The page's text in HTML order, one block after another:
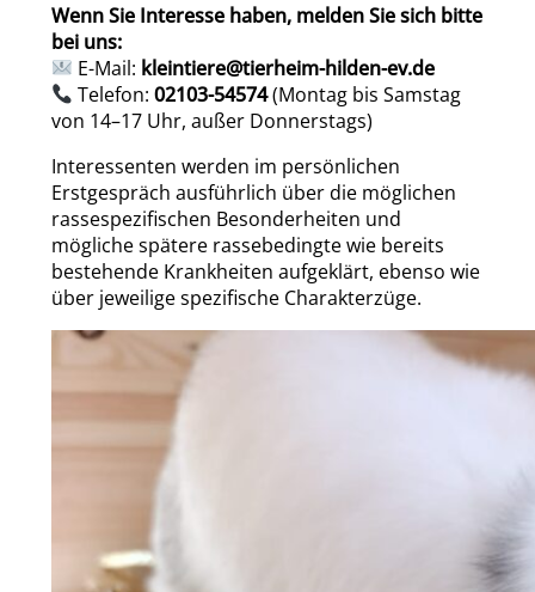
Wenn Sie Interesse haben, melden Sie sich bitte
bei uns:
E-Mail: kleintiere@tierheim-hilden-ev.de
Telefon:02103-54574(Montag bis Samstag
von 14–17 Uhr, außer Donnerstags)
Interessenten werden im persönlichen
Erstgespräch ausführlich über die möglichen
rassespezifischen Besonderheiten und
mögliche spätere rassebedingte wie bereits
bestehende Krankheiten aufgeklärt, ebenso wie
über jeweilige spezifische Charakterzüge.